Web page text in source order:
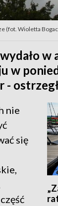
(fot. Wioletta
w
nie
się